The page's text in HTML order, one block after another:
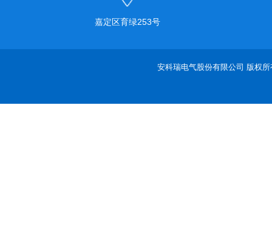
嘉定区育绿253号
安科瑞电气股份有限公司 版权